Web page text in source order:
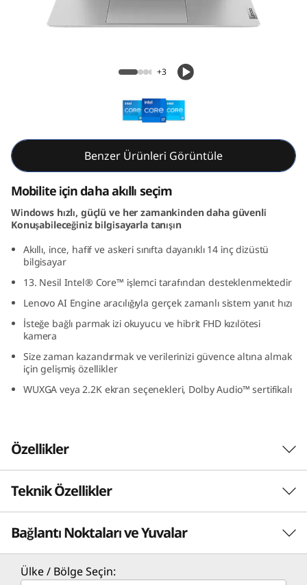
8
1
4
n
e
IdeaPad Slim 5i Gen 8 (14, Intel)
+3
Benzer Ürünleri Görüntüle
Mobilite için daha akıllı seçim
Windows hızlı, güçlü ve her zamankinden daha güvenli
Konuşabileceğiniz bilgisayarla tanışın
Akıllı, ince, hafif ve askeri sınıfta dayanıklı 14 inç dizüstü
bilgisayar
13. Nesil Intel® Core™ işlemci tarafından desteklenmektedir
Lenovo AI Engine aracılığıyla gerçek zamanlı sistem yanıt hızı
İsteğe bağlı parmak izi okuyucu ve hibrit FHD kızılötesi
kamera
Size zaman kazandırmak ve verilerinizi güvence altına almak
için gelişmiş özellikler
WUXGA veya 2.2K ekran seçenekleri, Dolby Audio™ sertifikalı
Özellikler
Seyahat ederken hafifliği ve dayanıklılığı
koruyun
Akıllı, güçlü ve askeri sınıfta dayanıklı IdeaPad
tarzına ve sert darbelere dayanıklı olarak
tasarlandı. Kolunuzun altına veya herhangi bir
Teknik Özellikler
PERFORMANS
İşlemci
Bağlantı Noktaları ve Yuvalar
Ülke / Bölge Seçin: